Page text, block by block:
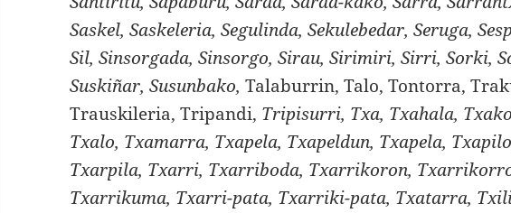
Saskel, Saskeleria, Segulinda, Sekulebedar, Seruga,
Sil, Sinsorgada, Sinsorgo, Sirau, Sirimiri, Sirri, Sorki,
Suskiñar, Susunbako, Talaburrin, Talo, Tontorra,
Trauskileria, Tripandi, Tripisurri, Txa, Txahala,
Txalo, Txamarra, Txapela, Txapeldun, Txapela,
Txarpila, Txarri, Txarriboda, Txarrikoron,
Txarrikuma, Txarri-pata, Txarriki-pata, Txatarra,